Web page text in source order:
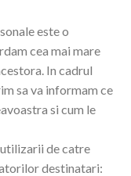
este o
cea mai mare
In cadrul
sa va informam ce
si cum le
de catre
destinatari: